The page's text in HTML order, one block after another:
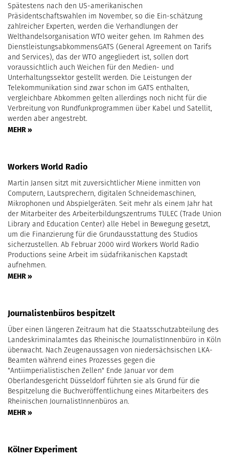
Spätestens nach den US-amerikanischen
Präsidentschaftswahlen im November, so die Ein-schätzung
zahlreicher Experten, werden die Verhandlungen der
Welthandelsorganisation WTO weiter gehen. Im Rahmen des
DienstleistungsabkommensGATS (General Agreement on Tarifs
and Services), das der WTO angegliedert ist, sollen dort
voraussichtlich auch Weichen für den Medien- und
Unterhaltungssektor gestellt werden. Die Leistungen der
Telekommunikation sind zwar schon im GATS enthalten,
vergleichbare Abkommen gelten allerdings noch nicht für die
Verbreitung von Rundfunkprogrammen über Kabel und Satellit,
werden aber angestrebt.
MEHR »
Workers World Radio
Martin Jansen sitzt mit zuversichtlicher Miene inmitten von
Computern, Lautsprechern, digitalen Schneidemaschinen,
Mikrophonen und Abspielgeräten. Seit mehr als einem Jahr hat
der Mitarbeiter des Arbeiterbildungszentrums TULEC (Trade Union
Library and Education Center) alle Hebel in Bewegung gesetzt,
um die Finanzierung für die Grundausstattung des Studios
sicherzustellen. Ab Februar 2000 wird Workers World Radio
Productions seine Arbeit im südafrikanischen Kapstadt
aufnehmen.
MEHR »
Journalistenbüros bespitzelt
Über einen längeren Zeitraum hat die Staatsschutzabteilung des
Landeskriminalamtes das Rheinische JournalistInnenbüro in Köln
überwacht. Nach Zeugenaussagen von niedersächsischen LKA-
Beamten während eines Prozesses gegen die
"Antiimperialistischen Zellen" Ende Januar vor dem
Oberlandesgericht Düsseldorf führten sie als Grund für die
Bespitzelung die Buchveröffentlichung eines Mitarbeiters des
Rheinischen JournalistInnenbüros an.
MEHR »
Kölner Experiment